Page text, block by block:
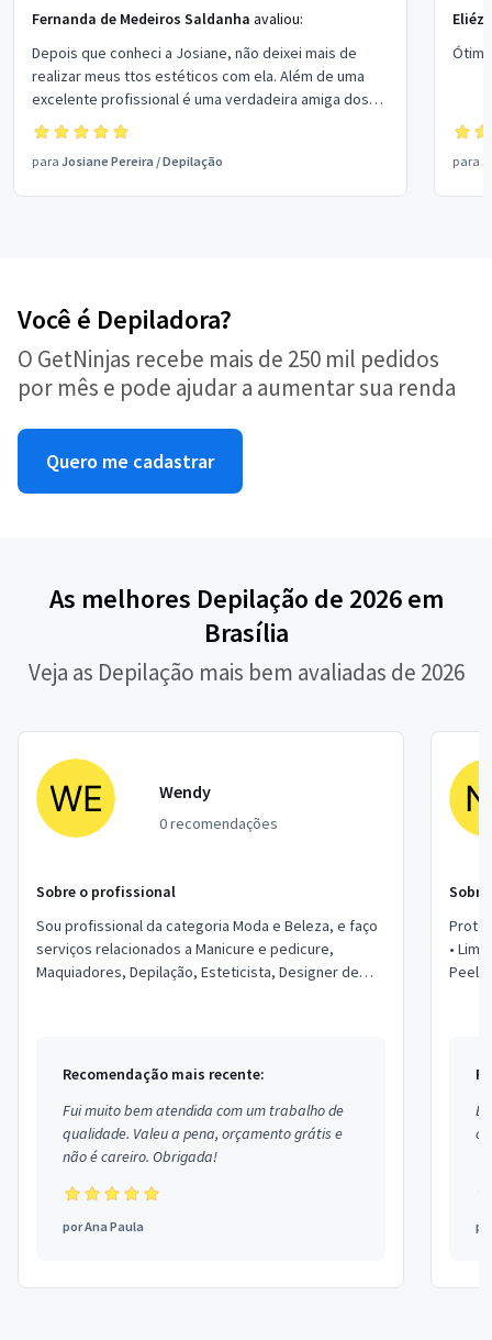
Fernanda de Medeiros Saldanha avaliou:
Depois que conheci a Josiane, não deixei mais de
realizar meus ttos estéticos com ela. Além de uma
excelente profissional é uma verdadeira amiga dos
clientes e muito cuidadosa...Nota 1000 para ela.
para Josiane Pereira /Depilação para
Você é Depiladora?
O GetNinjas recebe mais de 250 mil pedidos
por mês e pode ajudar a aumentar sua renda
Quero me cadastrar
As melhores Depilação de 2026 em
Brasília
Veja as Depilação mais bem avaliadas de 2026
Wendy
0 recomendações
Sobre o profissional
Sou profissional da categoria Moda e Beleza, e faço
serviços relacionados a Manicure e pedicure,
Maquiadores, Depilação, Esteticista, Designer de
Recomendação mais recente:
Fui muito bem atendida com um trabalho de
qualidade. Valeu a pena, orçamento grátis e
não é careiro. Obrigada!
porAna Paula
•